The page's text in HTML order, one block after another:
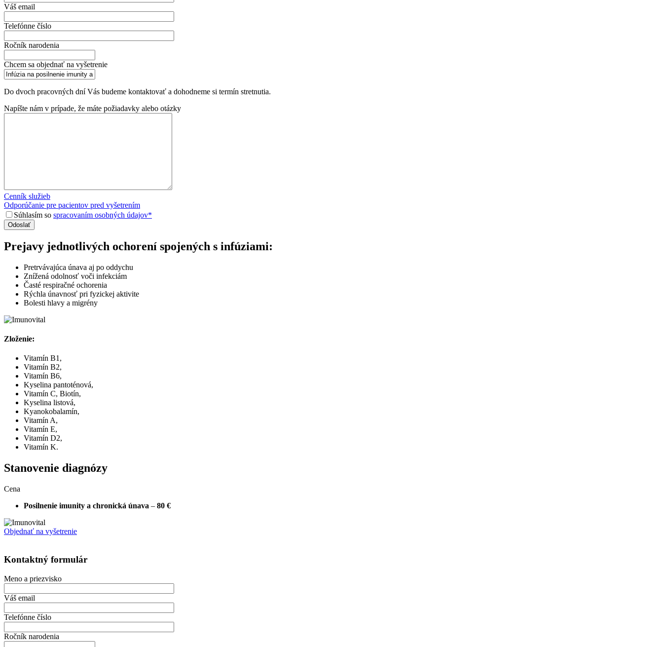
Váš email
Telefónne číslo
Ročník narodenia
Chcem sa objednať na vyšetrenie
Do dvoch pracovných dní Vás budeme kontaktovať a dohodneme si termín stretnutia.
Napíšte nám v prípade, že máte požiadavky alebo otázky
Cenník služieb
Odporúčanie pre pacientov pred vyšetrením
Súhlasím so spracovaním osobných údajov*
Prejavy jednotlivých ochorení spojených s infúziami:
Pretrvávajúca únava aj po oddychu
Znížená odolnosť voči infekciám
Časté respiračné ochorenia
Rýchla únavnosť pri fyzickej aktivite
Bolesti hlavy a migrény
Zloženie:
Vitamín B1,
Vitamín B2,
Vitamín B6,
Kyselina pantoténová,
Vitamín C, Biotín,
Kyselina listová,
Kyanokobalamín,
Vitamín A,
Vitamín E,
Vitamín D2,
Vitamín K.
Stanovenie diagnózy
Cena
Posilnenie imunity a chronická únava – 80 €
Objednať na vyšetrenie
Kontaktný formulár
Meno a priezvisko
Váš email
Telefónne číslo
Ročník narodenia